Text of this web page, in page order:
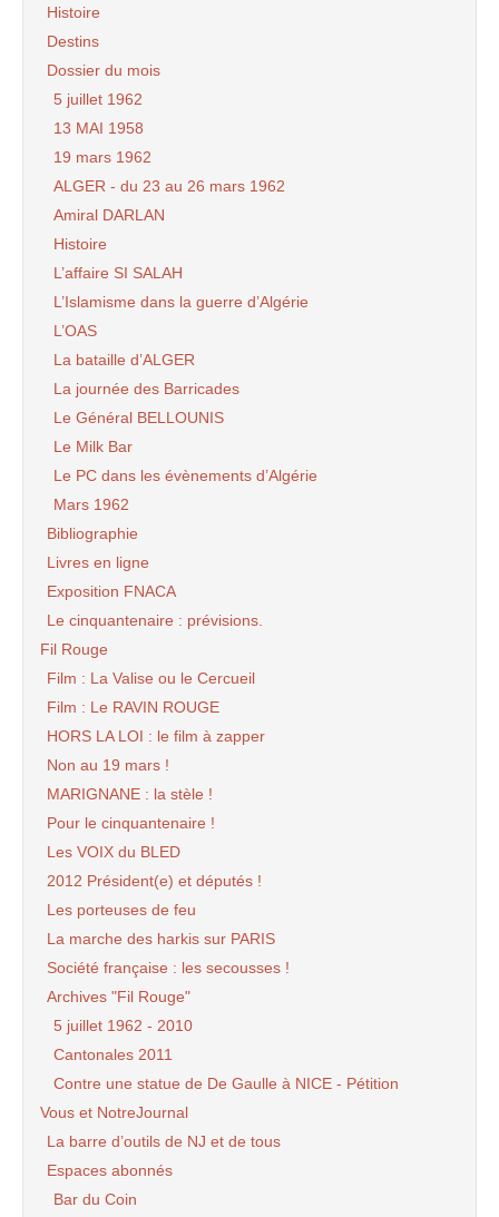
Histoire
Destins
Dossier du mois
5 juillet 1962
13 MAI 1958
19 mars 1962
ALGER - du 23 au 26 mars 1962
Amiral DARLAN
Histoire
L’affaire SI SALAH
L’Islamisme dans la guerre d’Algérie
L’OAS
La bataille d’ALGER
La journée des Barricades
Le Général BELLOUNIS
Le Milk Bar
Le PC dans les évènements d’Algérie
Mars 1962
Bibliographie
Livres en ligne
Exposition FNACA
Le cinquantenaire : prévisions.
Fil Rouge
Film : La Valise ou le Cercueil
Film : Le RAVIN ROUGE
HORS LA LOI : le film à zapper
Non au 19 mars !
MARIGNANE : la stèle !
Pour le cinquantenaire !
Les VOIX du BLED
2012 Président(e) et députés !
Les porteuses de feu
La marche des harkis sur PARIS
Société française : les secousses !
Archives "Fil Rouge"
5 juillet 1962 - 2010
Cantonales 2011
Contre une statue de De Gaulle à NICE - Pétition
Vous et NotreJournal
La barre d’outils de NJ et de tous
Espaces abonnés
Bar du Coin